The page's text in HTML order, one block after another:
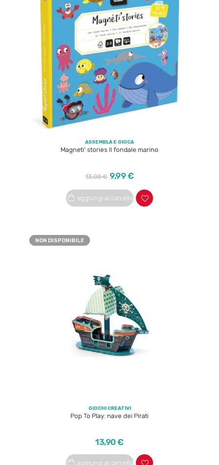
ASSEMBLA E GIOCA
Magneti' stories Il fondale marino
Prezzo
regolare
13,00 € Prezzo
9,99 €
aggiungi al carrello
NON DISPONIBILE
GIOCHI CREATIVI
Pop To Play: nave dei Pirati
Prezzo
13,90 €
aggiungi al carrello